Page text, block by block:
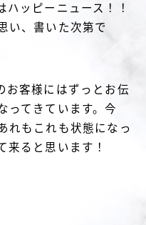
ハッピーニュース！！
い、書いた次第で
お客様にはずっとお伝
ってきています。今
れもこれも状態になっ
来ると思います！